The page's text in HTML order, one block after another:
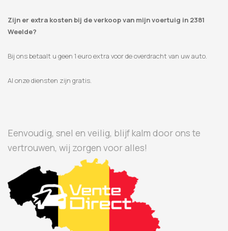
Zijn er extra kosten bij de verkoop van mijn voertuig in 2381
Weelde?
Bij ons betaalt u geen 1 euro extra voor de overdracht van uw auto.
Al onze diensten zijn gratis.
Eenvoudig, snel en veilig, blijf kalm door ons te
vertrouwen, wij zorgen voor alles!